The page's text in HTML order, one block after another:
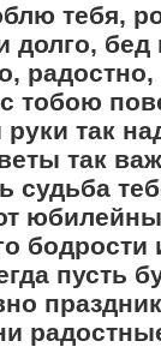
тебя,
долго, бед
радостно,
тобою
руки так
так
судьба
бодрости
пусть